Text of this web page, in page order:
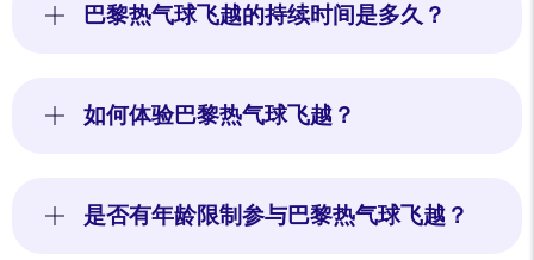
巴黎热气球飞越的持续时间是多久？
如何体验巴黎热气球飞越？
是否有年龄限制参与巴黎热气球飞越？